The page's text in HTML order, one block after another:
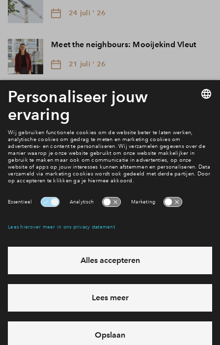
24 juli ' 26
Meet the neighbours: Mooijekind Vleut
21 juli ' 26
Filters
woningtype